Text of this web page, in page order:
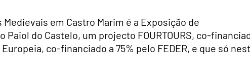
em Castro Marim é a Exposição de
do Castelo, um projecto FOURTOURS, co-
co-financiado a 75% pelo FEDER, e que só